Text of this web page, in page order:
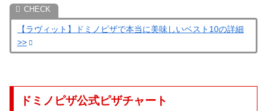
【ラヴィット】ドミノピザで本当に美味しいベスト10の詳細
>>
ドミノピザ公式ピザチャート